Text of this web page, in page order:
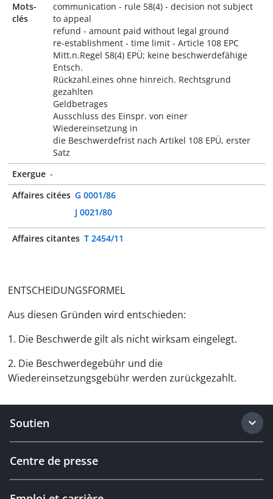
Mots-
clés
communication - rule 58(4) - decision not subject
to appeal
refund - amount paid without legal ground
re-establishment - time limit - Article 108 EPC
Mitt.n.Regel 58(4) EPÜ; keine beschwerdefähige
Entsch.
Rückzahl.eines ohne hinreich. Rechtsgrund
gezahlten
Geldbetrages
Ausschluss des Einspr. von einer
Wiedereinsetzung in
die Beschwerdefrist nach Artikel 108 EPÜ, erster
Satz
Exergue -
Affaires citées G 0001/86
J 0021/80
Affaires citantes T 2454/11
ENTSCHEIDUNGSFORMEL
Aus diesen Gründen wird entschieden:
1. Die Beschwerde gilt als nicht wirksam eingelegt.
2. Die Beschwerdegebühr und die
Wiedereinsetzungsgebühr werden zurückgezahlt.
Soutien
Centre de presse